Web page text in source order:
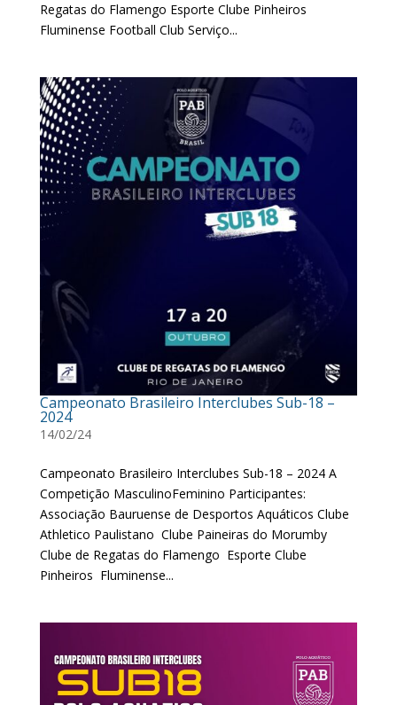
Regatas do Flamengo Esporte Clube Pinheiros
Fluminense Football Club Serviço...
Campeonato Brasileiro Interclubes Sub-18 –
2024
14/02/24
Campeonato Brasileiro Interclubes Sub-18 – 2024 A
Competição MasculinoFeminino Participantes:
Associação Bauruense de Desportos Aquáticos Clube
Athletico Paulistano Clube Paineiras do Morumby
Clube de Regatas do Flamengo Esporte Clube
Pinheiros Fluminense...